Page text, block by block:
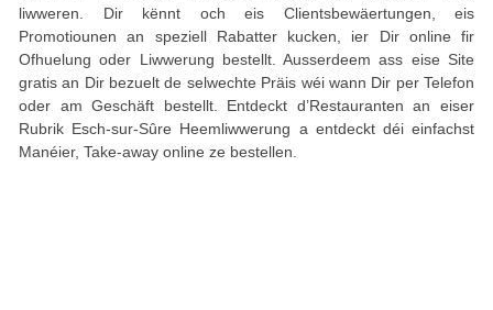
liwweren. Dir kënnt och eis Clientsbewäertungen, eis
Promotiounen an speziell Rabatter kucken, ier Dir online fir
Ofhuelung oder Liwwerung bestellt. Ausserdeem ass eise Site
gratis an Dir bezuelt de selwechte Präis wéi wann Dir per Telefon
oder am Geschäft bestellt. Entdeckt d’Restauranten an eiser
Rubrik Esch-sur-Sûre Heemliwwerung a entdeckt déi einfachst
Manéier, Take-away online ze bestellen.